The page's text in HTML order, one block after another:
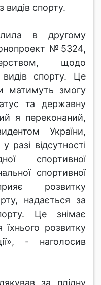
видів спорту.
в другому
№5324,
щодо
видів спорту. Це
матимуть змогу
та державну
я переконаний,
України,
відсутності
спортивної
спортивної
розвитку
надається за
Це знімає
розвитку
- наголосив
за плідну